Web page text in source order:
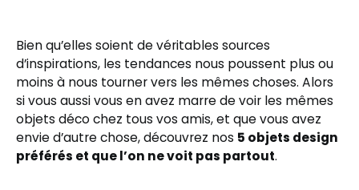
Bien qu’elles soient de véritables sources
d’inspirations, les tendances nous poussent plus ou
moins à nous tourner vers les mêmes choses. Alors
si vous aussi vous en avez marre de voir les mêmes
objets déco chez tous vos amis, et que vous avez
envie d’autre chose, découvrez nos 5 objets design
préférés et que l’on ne voit pas partout.